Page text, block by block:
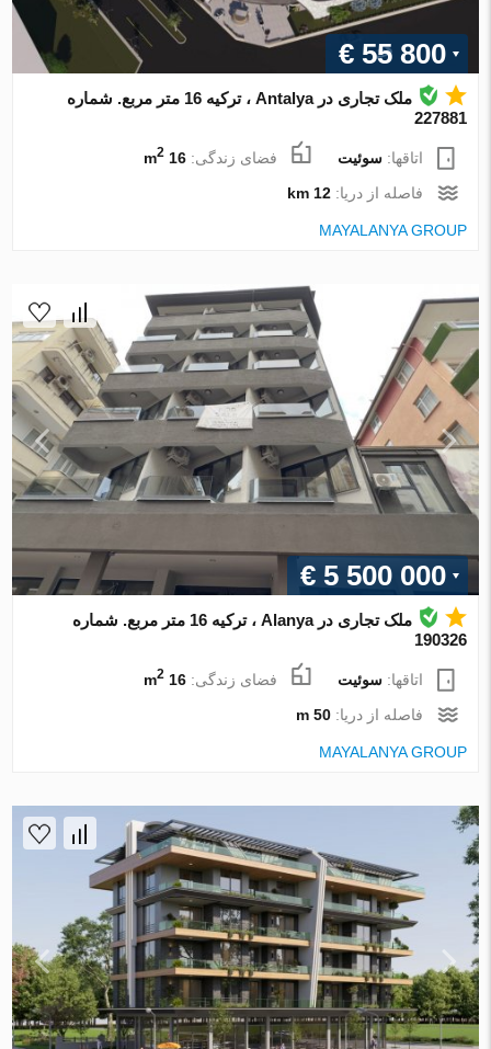
€ 55 800
ملک تجاری در Antalya ، ترکیه 16 متر مربع. شماره
227881
اتاقها:سوئیت فضای زندگی:16 m
2
فاصله از دریا:12 km
MAYALANYA GROUP
€ 5 500 000
ملک تجاری در Alanya ، ترکیه 16 متر مربع. شماره
190326
اتاقها:سوئیت فضای زندگی:16 m
2
فاصله از دریا:50 m
MAYALANYA GROUP